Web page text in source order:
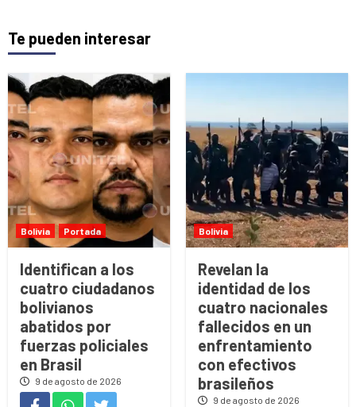
Te pueden interesar
Bolivia Portada
Identifican a los
cuatro ciudadanos
bolivianos
abatidos por
fuerzas policiales
en Brasil
9 de agosto de 2026
Bolivia
Revelan la
identidad de los
cuatro nacionales
fallecidos en un
enfrentamiento
con efectivos
brasileños
9 de agosto de 2026